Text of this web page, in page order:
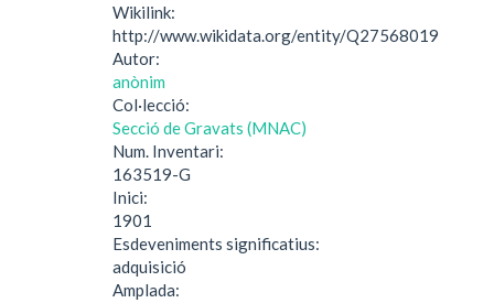
Wikilink:
http://www.wikidata.org/entity/Q27568019
Autor:
anònim
Col·lecció:
Secció de Gravats (MNAC)
Num. Inventari:
163519-G
Inici:
1901
Esdeveniments significatius:
adquisició
Amplada: